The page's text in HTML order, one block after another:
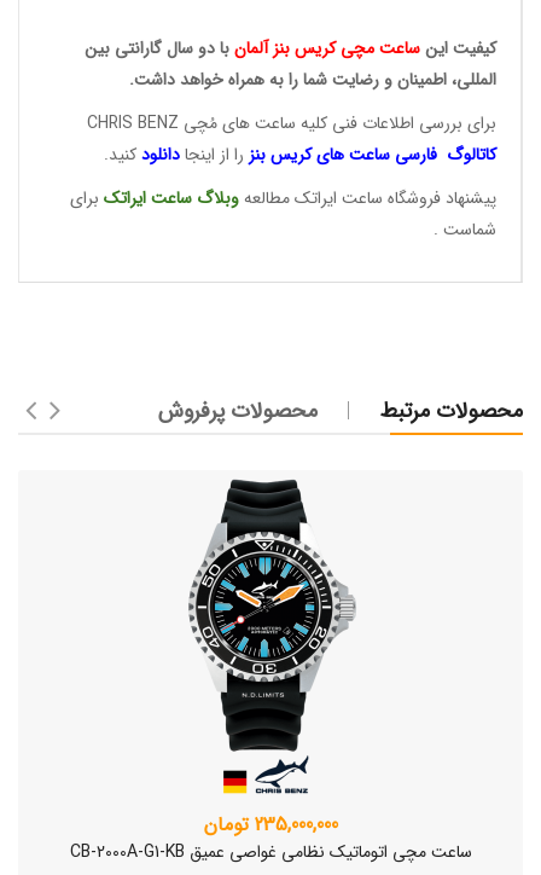
کیفیت اینساعت مچی کریسبنز آلمانبا دو سال گارانتی بین
المللی، اطمینان و رضایت شما را به همراه خواهد داشت.
برای بررسی اطلاعات فنی کلیه ساعت های مُچی CHRIS BENZ
کاتالوگ فارسی ساعت هایکریس بنز را از اینجادانلودکنید.
پیشنهاد فروشگاه ساعت ایراتک مطالعهوبلاگ ساعتایراتک برای
شماست .
محصولات مرتبط محصولات پرفروش
235,000,000 تومان
ساعت مچی اتوماتیک نظامی غواصی عمیق CB-2000A-G1-KB